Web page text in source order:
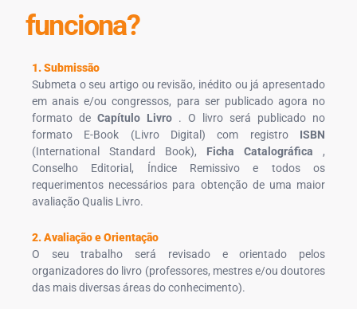
funciona?
1. Submissão
Submeta o seu artigo ou revisão, inédito ou já apresentado
em anais e/ou congressos, para ser publicado agora no
formato de Capítulo Livro . O livro será publicado no
formato E-Book (Livro Digital) com registro ISBN
(International Standard Book), Ficha Catalográfica ,
Conselho Editorial, Índice Remissivo e todos os
requerimentos necessários para obtenção de uma maior
avaliação Qualis Livro.
2. Avaliação e Orientação
O seu trabalho será revisado e orientado pelos
organizadores do livro (professores, mestres e/ou doutores
das mais diversas áreas do conhecimento).